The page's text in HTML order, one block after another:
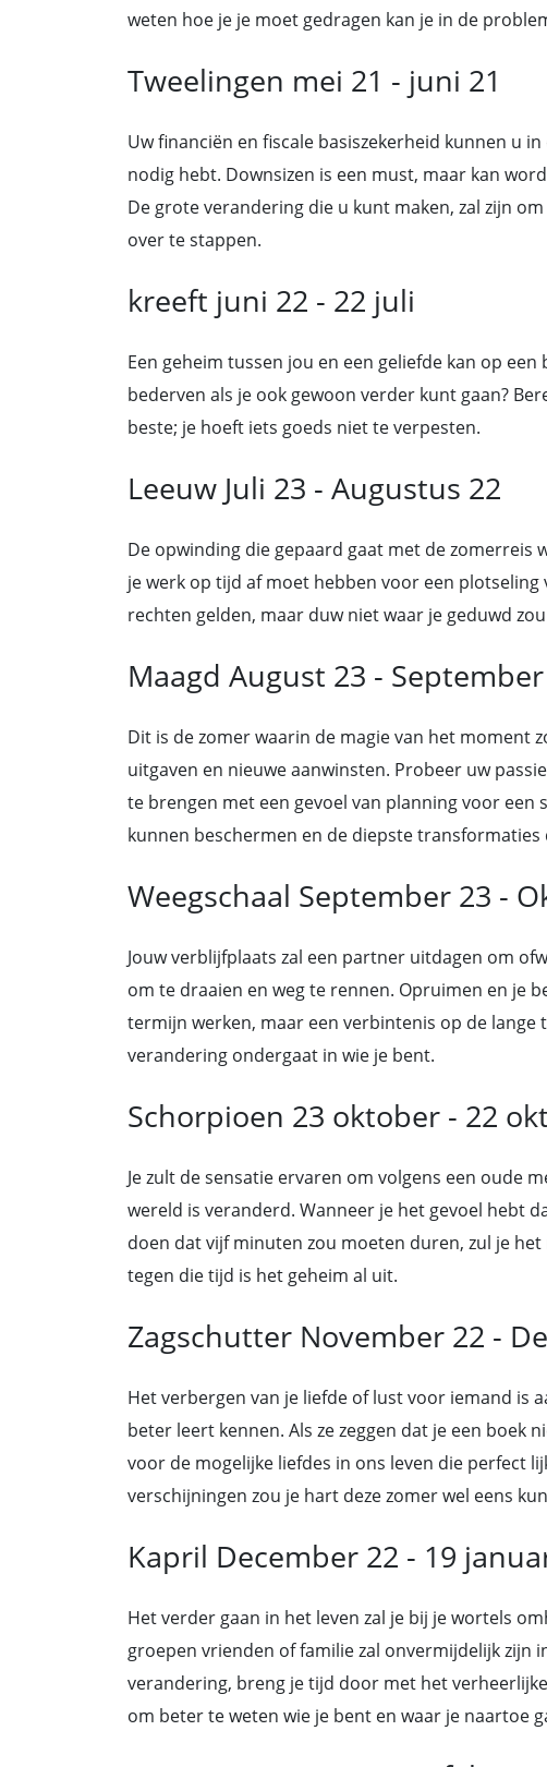
weten hoe je je moet gedragen kan je in de
Tweelingen mei 21 - juni 21
Uw financiën en fiscale basiszekerheid kunnen u
nodig hebt. Downsizen is een must, maar kan
De grote verandering die u kunt maken, zal zijn
over te stappen.
kreeft juni 22 - 22 juli
Een geheim tussen jou en een geliefde kan op
bederven als je ook gewoon verder kunt gaan?
beste; je hoeft iets goeds niet te verpesten.
Leeuw Juli 23 - Augustus 22
De opwinding die gepaard gaat met de zomerreis
je werk op tijd af moet hebben voor een plotseling
rechten gelden, maar duw niet waar je geduwd
Maagd August 23 -
Dit is de zomer waarin de magie van het moment
uitgaven en nieuwe aanwinsten. Probeer uw
te brengen met een gevoel van planning voor een
kunnen beschermen en de diepste
Weegschaal September 23 -
Jouw verblijfplaats zal een partner uitdagen om
om te draaien en weg te rennen. Opruimen en je
termijn werken, maar een verbintenis op de lange
verandering ondergaat in wie je bent.
Schorpioen 23 oktober - 22
Je zult de sensatie ervaren om volgens een oude
wereld is veranderd. Wanneer je het gevoel hebt
doen dat vijf minuten zou moeten duren, zul je
tegen die tijd is het geheim al uit.
Zagschutter November 22 -
Het verbergen van je liefde of lust voor iemand is
beter leert kennen. Als ze zeggen dat je een boek
voor de mogelijke liefdes in ons leven die perfect
verschijningen zou je hart deze zomer wel eens
Kapril December 22 - 19
Het verder gaan in het leven zal je bij je wortels
groepen vrienden of familie zal onvermijdelijk zijn
verandering, breng je tijd door met het
om beter te weten wie je bent en waar je naartoe